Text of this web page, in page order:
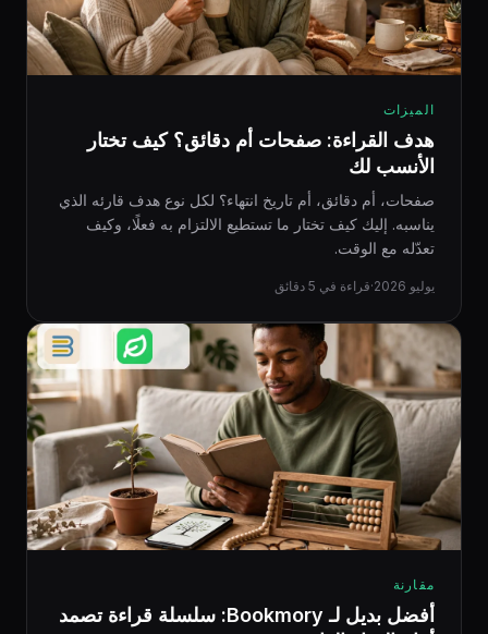
الميزات
هدف القراءة: صفحات أم دقائق؟ كيف تختار
الأنسب لك
صفحات، أم دقائق، أم تاريخ انتهاء؟ لكل نوع هدف قارئه الذي
يناسبه. إليك كيف تختار ما تستطيع الالتزام به فعلًا، وكيف
تعدّله مع الوقت.
يوليو 2026 ·قراءة في 5 دقائق
مقارنة
أفضل بديل لـ Bookmory: سلسلة قراءة تصمد